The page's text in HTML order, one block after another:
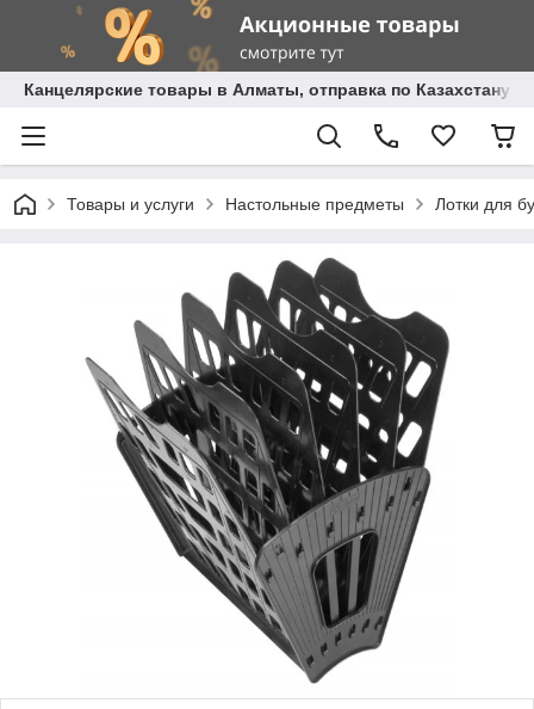
Канцелярские товары в Алматы, отправка по Казахстану.
Товары и услуги Настольные предметы Лотки для